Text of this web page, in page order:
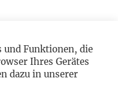
und Funktionen, die
Ihres Gerätes
dazu in unserer